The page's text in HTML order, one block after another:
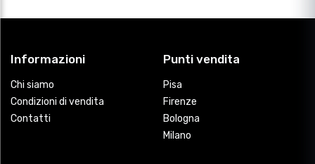
Informazioni
Chi siamo
Condizioni di vendita
Contatti
Punti vendita
Pisa
Firenze
Bologna
Milano